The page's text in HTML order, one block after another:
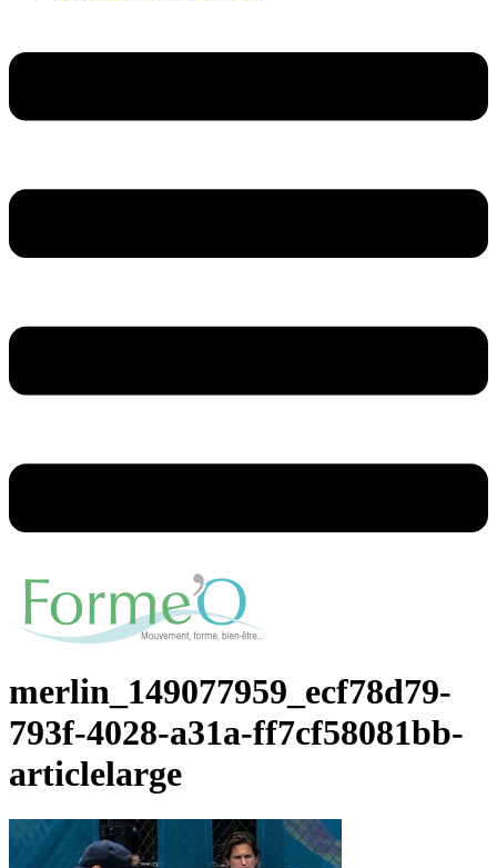
merlin_149077959_ecf78d79-
793f-4028-a31a-ff7cf58081bb-
articlelarge